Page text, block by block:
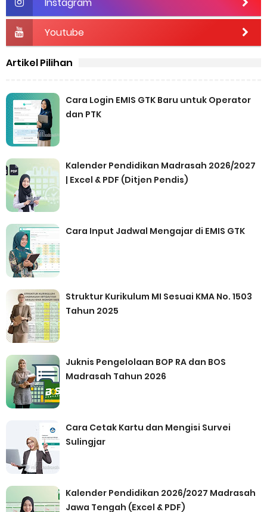
Youtube
Artikel Pilihan
Cara Login EMIS GTK Baru untuk Operator
dan PTK
Kalender Pendidikan Madrasah 2026/2027
| Excel & PDF (Ditjen Pendis)
Cara Input Jadwal Mengajar di EMIS GTK
Struktur Kurikulum MI Sesuai KMA No. 1503
Tahun 2025
Juknis Pengelolaan BOP RA dan BOS
Madrasah Tahun 2026
Cara Cetak Kartu dan Mengisi Survei
Sulingjar
Kalender Pendidikan 2026/2027 Madrasah
Jawa Tengah (Excel & PDF)